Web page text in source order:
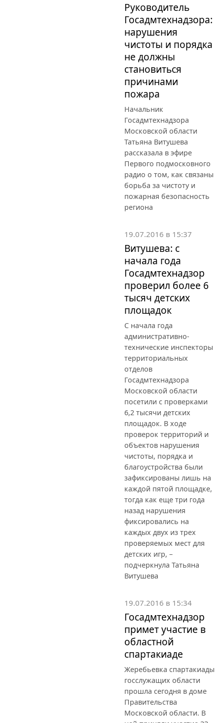
Руководитель
Госадмтехнадзора:
нарушения
чистоты и порядка
не должны
становиться
причинами
пожара
Начальник
Госадмтехнадзора
Московской области
Татьяна Витушева
рассказала в эфире
Первого подмосковного
радио о том, как связаны
борьба за чистоту и
пожарная безопасность
региона
19.07.2016 в 15:37
Витушева: с
начала года
Госадмтехнадзор
проверил более 6
тысяч детских
площадок
С начала года
административно-
технические инспекторы
территориальных
отделов
Госадмтехнадзора
Московской области
посетили с проверками
6,2 тысячи детских
площадок. В ходе
проверок территорий и
объектов нарушения
чистоты, порядка и
благоустройства были
зафиксированы лишь на
каждой пятой площадке,
тогда как еще три года
назад нарушения
фиксировались на
каждых двух из трех
проверяемых мест для
детских игр, –
подчеркнула Татьяна
Витушева
19.07.2016 в 15:34
Госадмтехнадзор
примет участие в
областной
спартакиаде
Жеребьевка спартакиады
госслужащих области
прошла сегодня в доме
Правительства
Московской области. В